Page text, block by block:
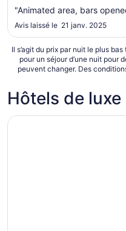
"Animated area, bars
Avis laissé le 21 janv. 2025
Il s’agit du prix par nuit le plus
pour un séjour d’une nuit pour
peuvent changer. Des
Hôtels de
S’ouvre dans une
Rimrock Banff, Emblems